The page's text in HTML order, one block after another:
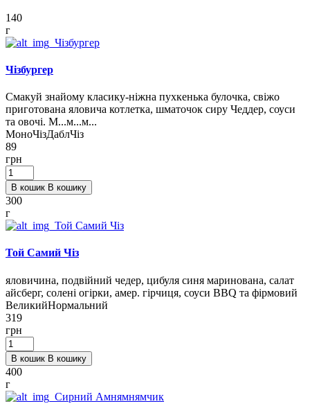
140
г
Чізбургер
Смакуй знайому класику-ніжна пухкенька булочка, свіжо
приготована яловича котлетка, шматочок сиру Чеддер, соуси
та овочі. М...м...м...
МоноЧізДаблЧіз
89
грн
В кошик В кошику
300
г
Той Самий Чіз
яловичина, подвійний чедер, цибуля синя маринована, салат
айсберг, солені огірки, амер. гірчиця, соуси BBQ та фірмовий
ВеликийНормальний
319
грн
В кошик В кошику
400
г